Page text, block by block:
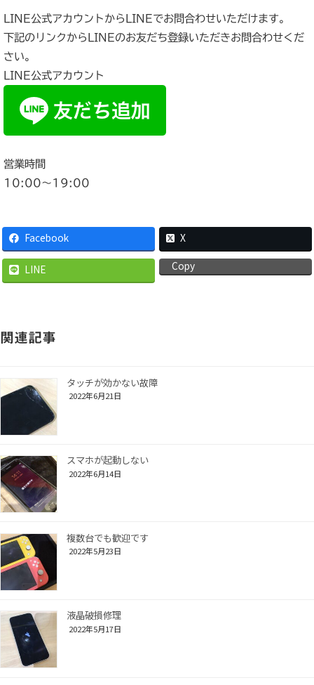
LINE公式アカウントからLINEでお問合わせいただけます。
下記のリンクからLINEのお友だち登録いただきお問合わせくだ
さい。
LINE公式アカウント
営業時間
10:00〜19:00
Facebook X
LINE Copy
関連記事
タッチが効かない故障
2022年6月21日
スマホが起動しない
2022年6月14日
複数台でも歓迎です
2022年5月23日
液晶破損修理
2022年5月17日